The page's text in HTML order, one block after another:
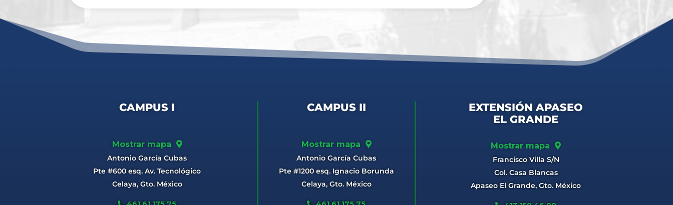
CAMPUS I
Mostrar mapa
Antonio García Cubas
Pte #600 esq. Av. Tecnológico
Celaya, Gto. México
CAMPUS II
Mostrar mapa
Antonio García Cubas
Pte #1200 esq. Ignacio Borunda
Celaya, Gto. México
EXTENSIÓN APASEO
EL GRANDE
Mostrar mapa
Francisco Villa S/N
Col. Casa Blancas
Apaseo El Grande, Gto. México